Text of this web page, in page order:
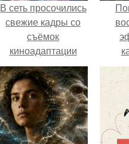
В сеть просочились
свежие кадры со
съёмок
киноадаптации
"Рапунцель", и всё
внимание
моментально
оказалось
приковано к Тиган
крофт.